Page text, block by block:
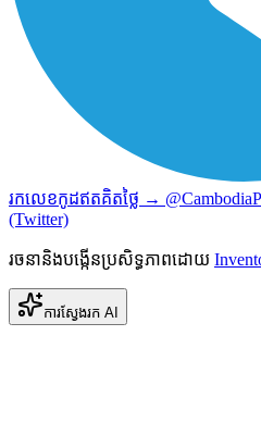
រកលេខកូដឥតគិតថ្លៃ →
(Twitter)
រចនានិងបង្កើនប្រសិទ្ធភាពដោយ
ការស្វែងរក AI